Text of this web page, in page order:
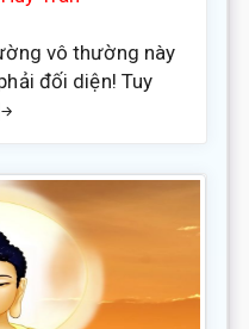
vô thường này
đối diện! Tuy